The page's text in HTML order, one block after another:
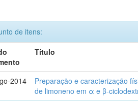
de itens:
Título
2014
Preparação e caracterização
de limoneno em α e β-